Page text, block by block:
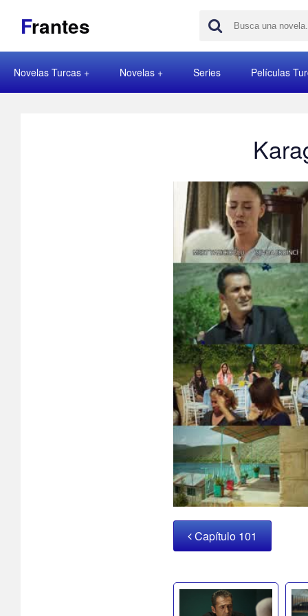
Frantes
Novelas Turcas Novelas Series Películas
Capítulo 101